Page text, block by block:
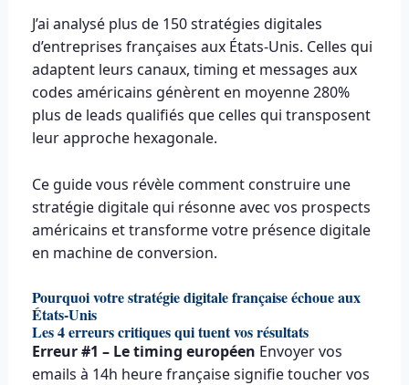
J’ai analysé plus de 150 stratégies digitales
d’entreprises françaises aux États-Unis. Celles qui
adaptent leurs canaux, timing et messages aux
codes américains génèrent en moyenne 280%
plus de leads qualifiés que celles qui transposent
leur approche hexagonale.
Ce guide vous révèle comment construire une
stratégie digitale qui résonne avec vos prospects
américains et transforme votre présence digitale
en machine de conversion.
Pourquoi votre stratégie digitale française échoue aux
États-Unis
Les 4 erreurs critiques qui tuent vos résultats
Erreur #1 – Le timing européen Envoyer vos
emails à 14h heure française signifie toucher vos